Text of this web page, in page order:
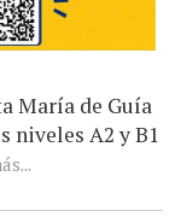
María de Guía
niveles A2 y B1